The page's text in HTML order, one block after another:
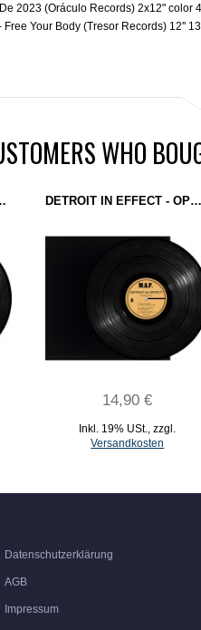
2023 (Oráculo Records) 2x12" color
Your Body (Tresor Records) 12''
WHO
OLYMPIC GAMES 1984) 12" DETROIT IN EFFECT - OPEN THE VAULT (MAP RECORDS) 12"
14,90 €
Inkl. 19% USt.,zzgl.
Versandkosten
Datenschutzerklärung
AGB
Impressum